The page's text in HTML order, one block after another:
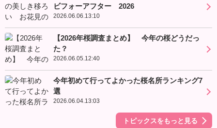
ビフォーアフター 2026
2026.06.06.13:10
【2026年桜調査まとめ】 今年の桜どうだっ
た？
2026.06.05.12:40
今年初めて行ってよかった桜名所ランキング7
選
2026.06.04.13:03
トピックスをもっと見る